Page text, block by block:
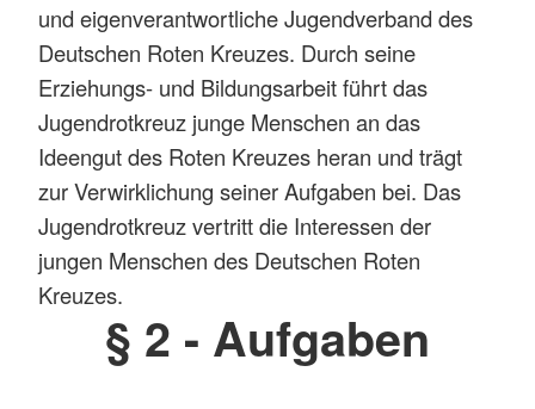
und eigenverantwortliche Jugendverband des
Deutschen Roten Kreuzes. Durch seine
Erziehungs- und Bildungsarbeit führt das
Jugendrotkreuz junge Menschen an das
Ideengut des Roten Kreuzes heran und trägt
zur Verwirklichung seiner Aufgaben bei. Das
Jugendrotkreuz vertritt die Interessen der
jungen Menschen des Deutschen Roten
Kreuzes.
§ 2 - Aufgaben